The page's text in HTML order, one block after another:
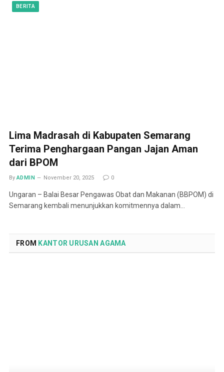
BERITA
Lima Madrasah di Kabupaten Semarang
Terima Penghargaan Pangan Jajan Aman
dari BPOM
By ADMIN November 20, 2025 0
Ungaran – Balai Besar Pengawas Obat dan Makanan (BBPOM) di
Semarang kembali menunjukkan komitmennya dalam…
FROM KANTOR URUSAN AGAMA